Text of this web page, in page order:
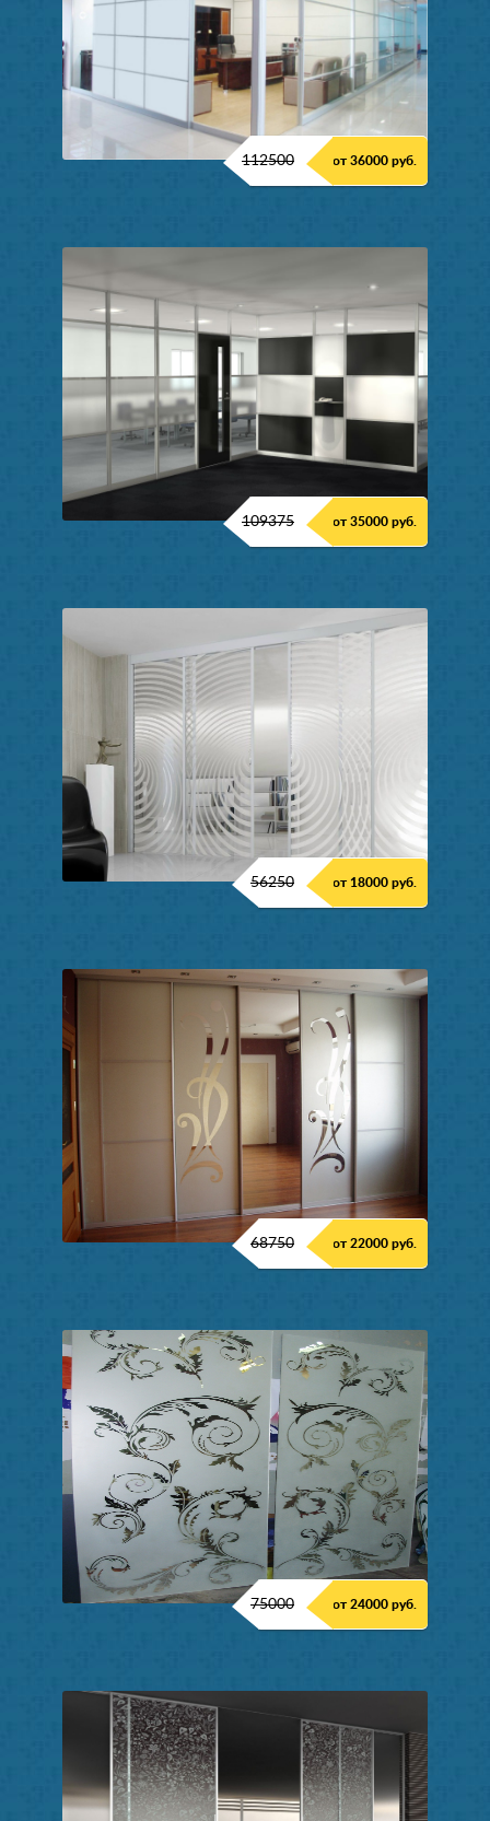
112500 от 36000 руб.
109375 от 35000 руб.
56250 от 18000 руб.
68750 от 22000 руб.
75000 от 24000 руб.